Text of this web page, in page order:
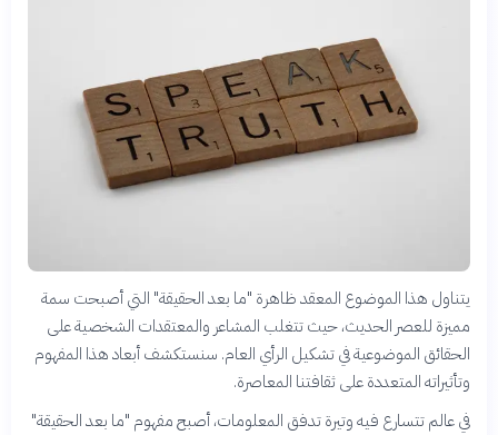
يتناول هذا الموضوع المعقد ظاهرة "ما بعد الحقيقة" التي أصبحت سمة
مميزة للعصر الحديث، حيث تتغلب المشاعر والمعتقدات الشخصية على
الحقائق الموضوعية في تشكيل الرأي العام. سنستكشف أبعاد هذا المفهوم
وتأثيراته المتعددة على ثقافتنا المعاصرة.
في عالم تتسارع فيه وتيرة تدفق المعلومات، أصبح مفهوم "ما بعد الحقيقة"